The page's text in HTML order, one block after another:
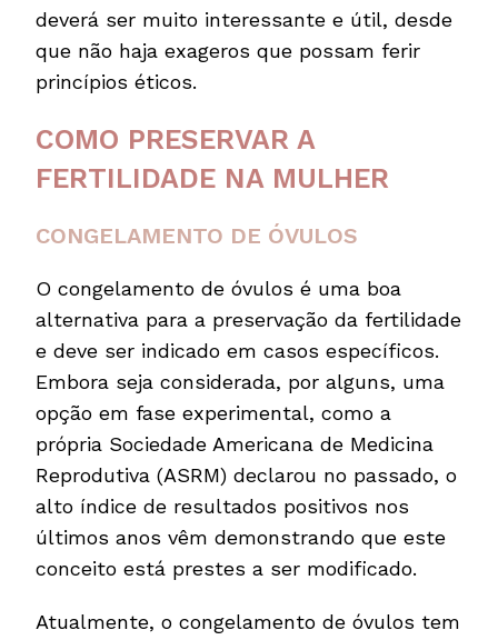
deverá ser muito interessante e útil, desde
que não haja exageros que possam ferir
princípios éticos.
COMO PRESERVAR A
FERTILIDADE NA MULHER
CONGELAMENTO DE ÓVULOS
O congelamento de óvulos é uma boa
alternativa para a preservação da fertilidade
e deve ser indicado em casos específicos.
Embora seja considerada, por alguns, uma
opção em fase experimental, como a
própria Sociedade Americana de Medicina
Reprodutiva (ASRM) declarou no passado, o
alto índice de resultados positivos nos
últimos anos vêm demonstrando que este
conceito está prestes a ser modificado.
Atualmente, o congelamento de óvulos tem